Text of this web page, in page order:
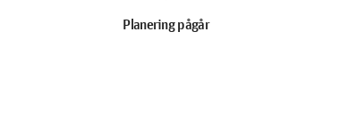
Planering pågår